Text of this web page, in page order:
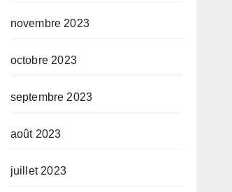
novembre 2023
octobre 2023
septembre 2023
août 2023
juillet 2023